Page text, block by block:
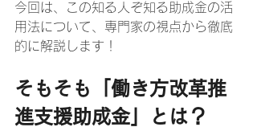
今回は、この知る人ぞ知る助成金の活
用法について、専門家の視点から徹底
的に解説します！
そもそも「働き方改革推
進支援助成金」とは？